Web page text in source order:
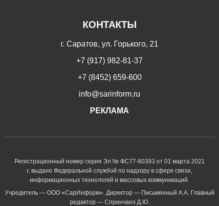
КОНТАКТЫ
г. Саратов, ул. Горького, 21
+7 (917) 982-81-37
+7 (8452) 659-600
info@sarinform.ru
РЕКЛАМА
Регистрационный номер серия Эл № ФС77-80393 от 01 марта 2021
г. выдано Федеральной службой по надзору в сфере связи,
информационных технологий и массовых коммуникаций.
Учредитель — ООО «СарИнформ». Директор — Письменный А.А. Главный
редактор — Спринчанэ Д.Ю.